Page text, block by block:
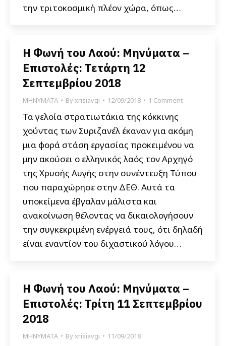
την τριτοκοσμική πλέον χώρα, όπως…
Η Φωνή του Λαού: Μηνύματα –
Επιστολές: Τετάρτη 12
Σεπτεμβρίου 2018
ΜΗΝΥΜΑΤΑ Byxrisiavgi 12/09/2018 1 Comment
Τα γελοία στρατιωτάκια της κόκκινης
χούντας των Συριζανέλ έκαναν για ακόμη
μια φορά στάση εργασίας προκειμένου να
μην ακούσει ο ελληνικός λαός τον Αρχηγό
της Χρυσής Αυγής στην συνέντευξη Τύπου
που παραχώρησε στην ΔΕΘ. Αυτά τα
υποκείμενα έβγαλαν μάλιστα και
ανακοίνωση θέλοντας να δικαιολογήσουν
την συγκεκριμένη ενέργειά τους, ότι δηλαδή
είναι εναντίον του διχαστικού λόγου…
Η Φωνή του Λαού: Μηνύματα –
Επιστολές: Τρίτη 11 Σεπτεμβρίου
2018
ΜΗΝΥΜΑΤΑ Byxrisiavgi 11/09/2018